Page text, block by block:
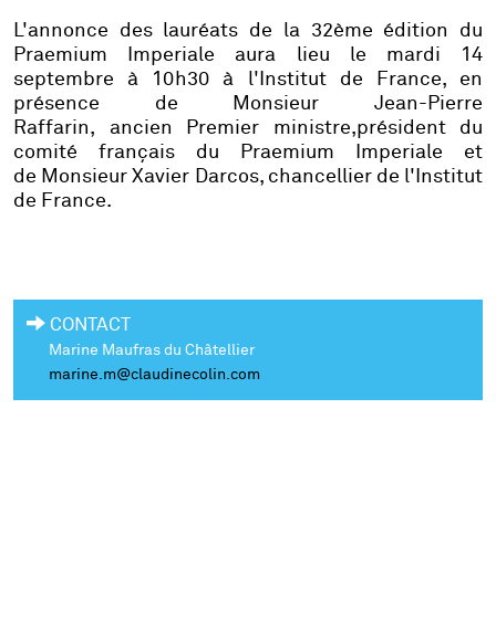
L'annonce des lauréats de la 32ème édition du
Praemium Imperiale aura lieu le mardi 14
septembre à 10h30 à l'Institut de France, en
présence de Monsieur Jean-Pierre
Raffarin, ancien Premier ministre,président du
comité français du Praemium Imperiale et
de Monsieur Xavier Darcos, chancellier de l'Institut
de France.
CONTACT
Marine Maufras du Châtellier
marine.m@claudinecolin.com